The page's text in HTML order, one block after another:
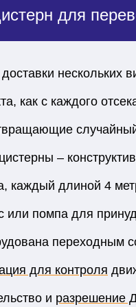
для
нескольких
как с каждого
–
каждый длиной 4
или помпа для
переходным
для контроля
и разрешение